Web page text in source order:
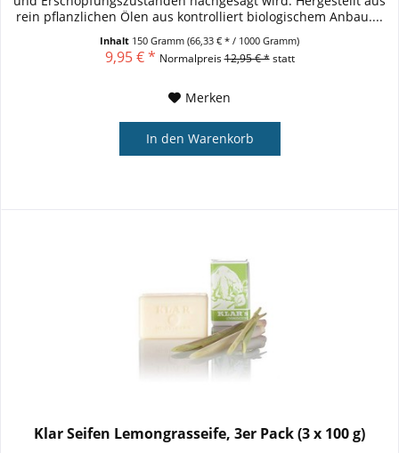
rein pflanzlichen Ölen aus kontrolliert biologischem Anbau....
Inhalt 150 Gramm(66,33 € * / 1000 Gramm)
9,95 € * Normalpreis12,95 € *statt
Merken
In den Warenkorb
Klar Seifen Lemongrasseife, 3er Pack (3 x 100 g)